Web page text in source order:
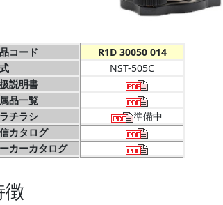
コード
R1D 30050 014
NST-505C
説明書
品一覧
チラシ
準備中
カタログ
カーカタログ
徴